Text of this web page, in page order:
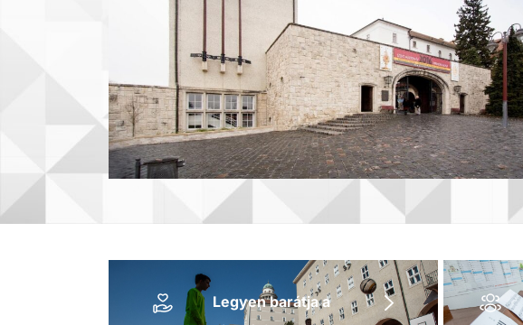
Legyen barátja a